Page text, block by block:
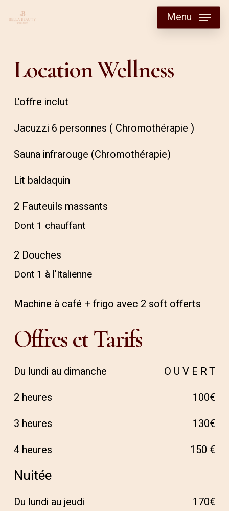
content
Menu
LocationWellness
L'offre inclut
Jacuzzi 6 personnes ( Chromothérapie )
Sauna infrarouge (Chromothérapie)
Lit baldaquin
2 Fauteuils massants
Dont 1 chauffant
2 Douches
Dont 1 à l'Italienne
Machine à café + frigo avec 2 soft offerts
OffresetTarifs
Du lundi au dimanche
O U V E R T
2 heures
100€
3 heures
130€
4 heures
150 €
Nuitée
Du lundi au jeudi
170€